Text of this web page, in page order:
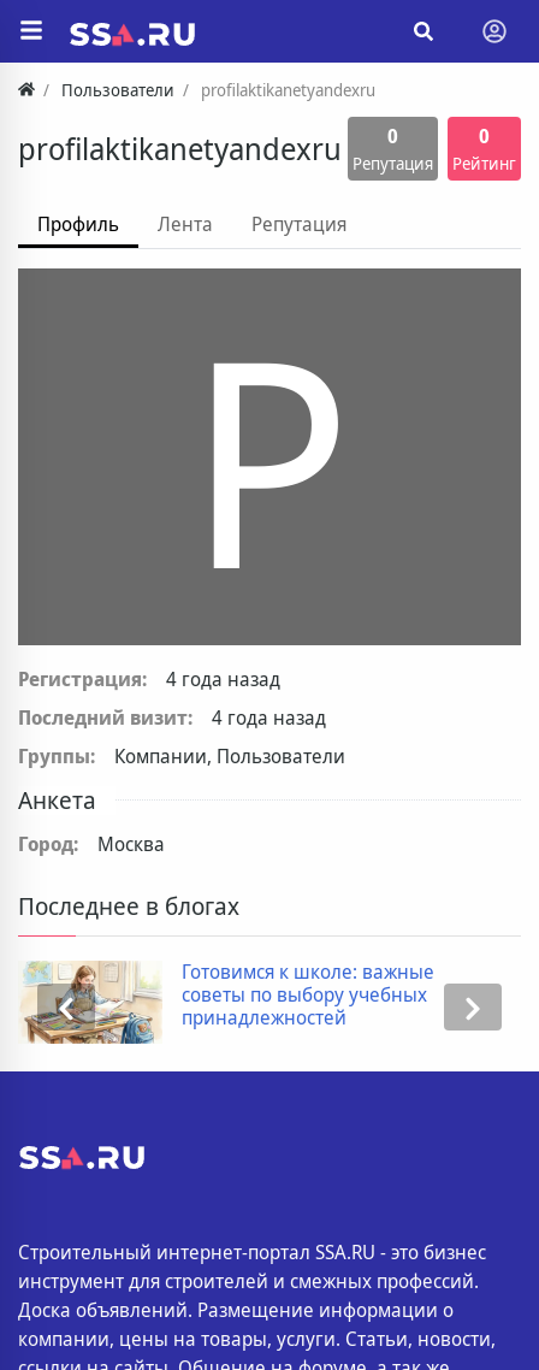
Пользователи profilaktikanetyandexru
profilaktikanetyandexru 0
Репутация
0
Рейтинг
Профиль Лента Репутация
P
Регистрация:
4 года назад
Последний визит:
4 года назад
Группы:
Компании, Пользователи
Анкета
Город: Москва
Последнее в блогах
Готовимся к школе: важные
советы по выбору учебных
принадлежностей
Строительный интернет-портал SSA.RU - это бизнес
инструмент для строителей и смежных профессий.
Доска объявлений. Размещение информации о
компании, цены на товары, услуги. Статьи, новости,